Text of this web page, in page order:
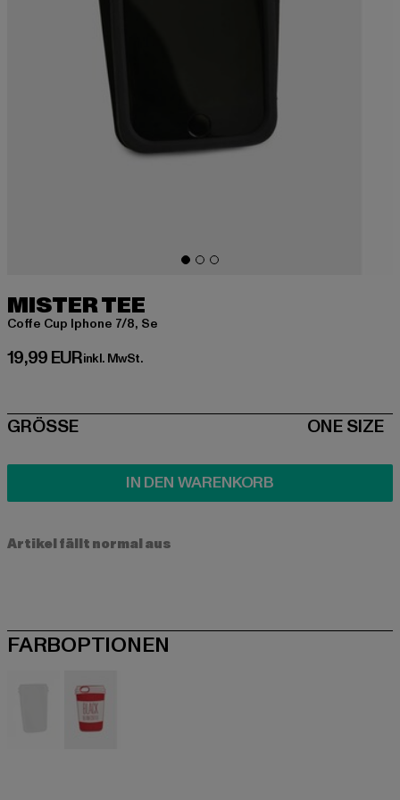
MISTER TEE
Coffe Cup Iphone 7/8, Se
19,99 EUR
Derzeitiger Preis: 19,99 EUR
inkl. MwSt.
SIZE
GRÖSSE ONE SIZE
IN DEN WARENKORB
Artikel fällt normal aus
FARBOPTIONEN